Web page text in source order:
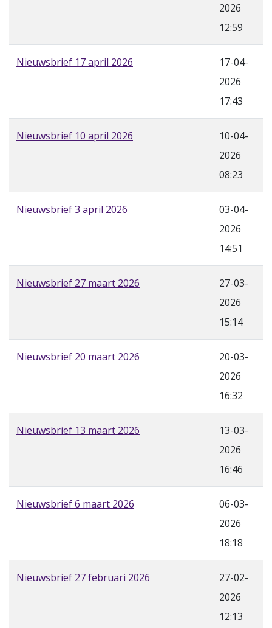
2026
12:59
Nieuwsbrief 17 april 2026
17-04-
2026
17:43
Nieuwsbrief 10 april 2026
10-04-
2026
08:23
Nieuwsbrief 3 april 2026
03-04-
2026
14:51
Nieuwsbrief 27 maart 2026
27-03-
2026
15:14
Nieuwsbrief 20 maart 2026
20-03-
2026
16:32
Nieuwsbrief 13 maart 2026
13-03-
2026
16:46
Nieuwsbrief 6 maart 2026
06-03-
2026
18:18
Nieuwsbrief 27 februari 2026
27-02-
2026
12:13